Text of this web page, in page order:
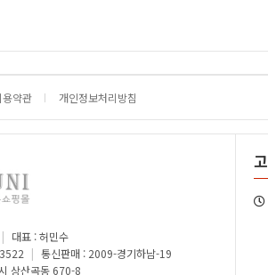
약관 개인정보처리방침
| 대표 : 허민수
| 통신판매 : 2009-경기하남-19
상산곡동 670-8